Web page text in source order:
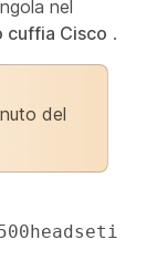
nel
cuffia Cisco .
del